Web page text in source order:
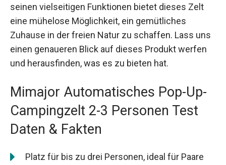
seinen vielseitigen Funktionen bietet dieses Zelt
eine mühelose Möglichkeit, ein gemütliches
Zuhause in der freien Natur zu schaffen. Lass uns
einen genaueren Blick auf dieses Produkt werfen
und herausfinden, was es zu bieten hat.
Mimajor Automatisches Pop-Up-
Campingzelt 2-3 Personen Test
Daten & Fakten
Platz für bis zu drei Personen, ideal für Paare